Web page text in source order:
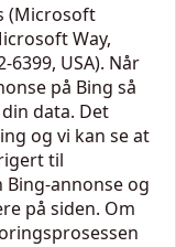
(Microsoft
Way,
6399, USA). Når
på Bing så
data. Det
og vi kan se at
til
annonse og
på siden. Om